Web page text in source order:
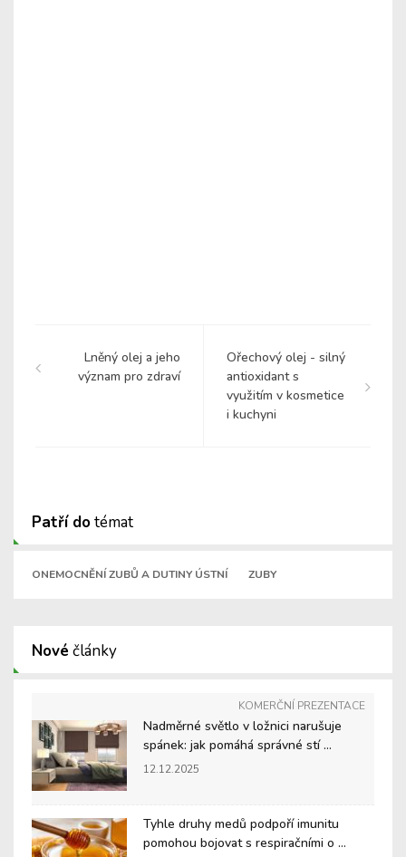
Lněný olej a jeho
význam pro zdraví
Ořechový olej - silný
antioxidant s
využitím v kosmetice
i kuchyni
Patří dotémat
ONEMOCNĚNÍ ZUBŮ A DUTINY ÚSTNÍ ZUBY
Nové články
KOMERČNÍ PREZENTACE
Nadměrné světlo v ložnici narušuje
spánek: jak pomáhá správné stí ...
12.12.2025
Tyhle druhy medů podpoří imunitu
pomohou bojovat s respiračními o ...